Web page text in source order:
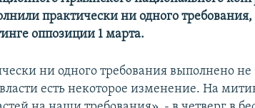
практически ни одного требования,
оппозиции 1 марта.
ни одного требования выполнено не
есть некоторое изменение. На